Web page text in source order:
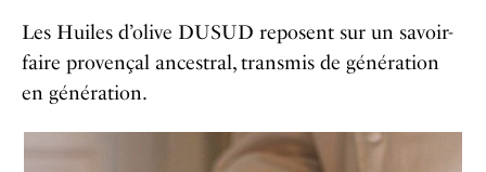
Les Huiles d’olive DUSUD reposent sur un savoir-
faire provençal ancestral, transmis de génération
en génération.